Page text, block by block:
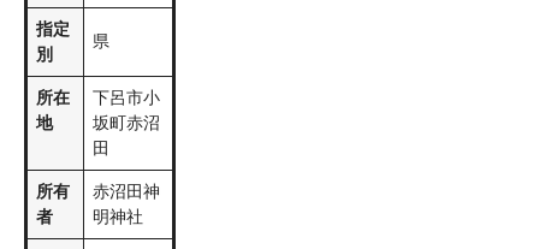
指定
別
県
所在
地
下呂市小
坂町赤沼
田
所有
者
赤沼田神
明神社